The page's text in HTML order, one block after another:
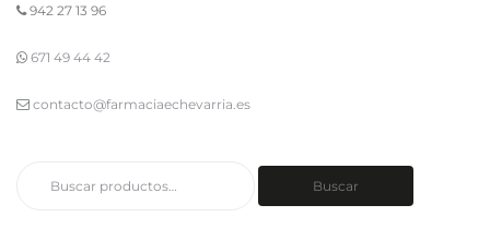
942 27 13 96
671 49 44 42
contacto@farmaciaechevarria.es
Buscar